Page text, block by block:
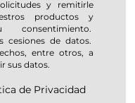
y remitirle
productos y
cesiones de datos.
entre otros, a
sus datos.
de Privacidad